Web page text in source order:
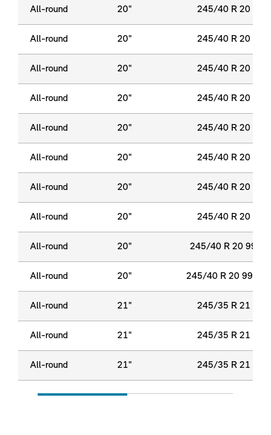
All-round 20" 245/40 R 20 99
All-round 20" 245/40 R 20 99
All-round 20" 245/40 R 20 99
All-round 20" 245/40 R 20 99
All-round 20" 245/40 R 20 99
All-round 20" 245/40 R 20 99
All-round 20" 245/40 R 20 99
All-round 20" 245/40 R 20 99
All-round 20" 245/40 R 20 99 Y
All-round 20" 245/40 R 20 99 V
All-round 21" 245/35 R 21 96
All-round 21" 245/35 R 21 96
All-round 21" 245/35 R 21 96